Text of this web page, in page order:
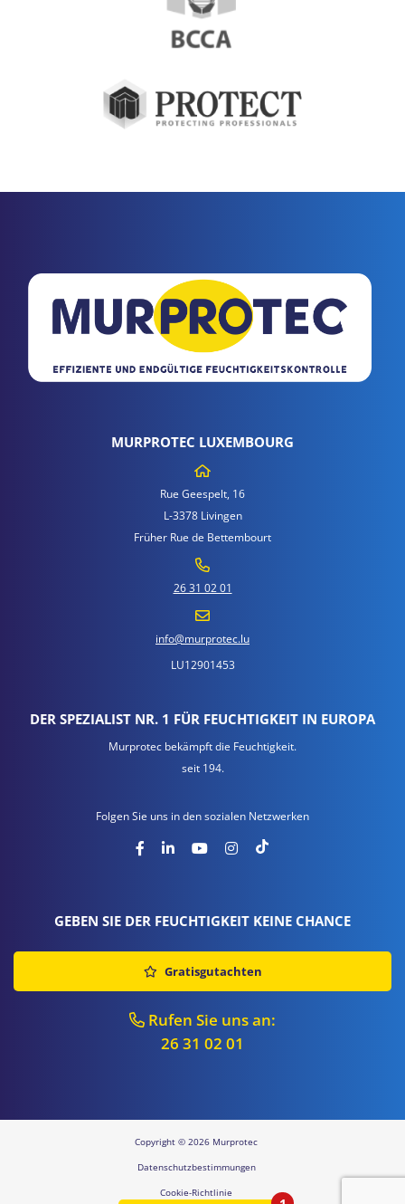
MURPROTEC LUXEMBOURG
Rue Geespelt, 16
L-3378 Livingen
Früher Rue de Bettembourt
26 31 02 01
info@murprotec.lu
LU12901453
DER SPEZIALIST NR. 1 FÜR FEUCHTIGKEIT IN EUROPA
Murprotec bekämpft die Feuchtigkeit.
seit 194.
Folgen Sie uns in den sozialen Netzwerken
GEBEN SIE DER FEUCHTIGKEIT KEINE CHANCE
Gratisgutachten
Rufen Sie uns an:
26 31 02 01
Copyright © 2026 Murprotec
Datenschutzbestimmungen
Cookie-Richtlinie